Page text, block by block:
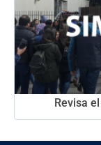
Revisa